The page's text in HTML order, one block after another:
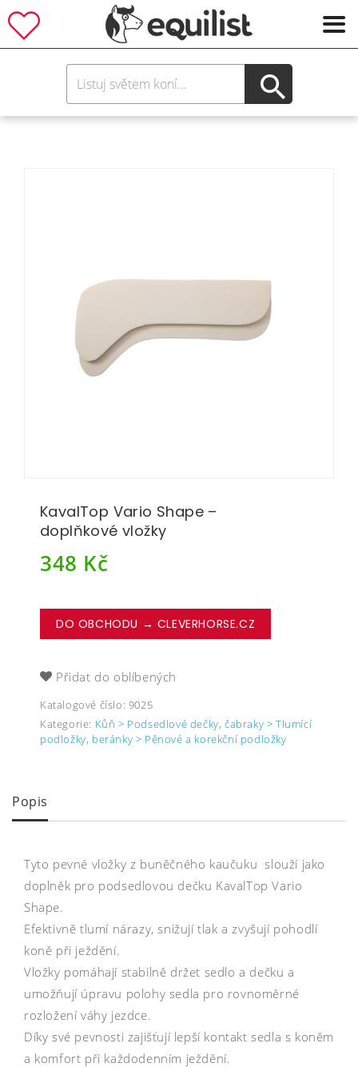
KavalTop Vario Shape –
doplňkové vložky
348 Kč
DO OBCHODU → CLEVERHORSE.CZ
Přidat do oblíbených
Katalogové číslo: 9025
Kategorie: Kůň > Podsedlové dečky, čabraky > Tlumící
podložky, beránky > Pěnové a korekční podložky
Popis
Tyto pevné vložky z buněčného kaučuku slouží jako
doplněk pro podsedlovou dečku KavalTop Vario
Shape.
Efektivně tlumí nárazy, snižují tlak a zvyšují pohodlí
koně při ježdění.
Vložky pomáhají stabilně držet sedlo a dečku a
umožňují úpravu polohy sedla pro rovnoměrné
rozložení váhy jezdce.
Díky své pevnosti zajišťují lepší kontakt sedla s koněm
a komfort při každodenním ježdění.